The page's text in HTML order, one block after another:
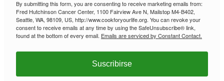
By submitting this form, you are consenting to receive marketing emails from:
Fred Hutchinson Cancer Center, 1100 Fairview Ave N, Mailstop M4-B402,
Seattle, WA, 98109, US, http://www.cookforyourlife.org. You can revoke your
consent to receive emails at any time by using the SafeUnsubscribe® link,
found at the bottom of every email. Emails are serviced by Constant Contact.
Suscribirse